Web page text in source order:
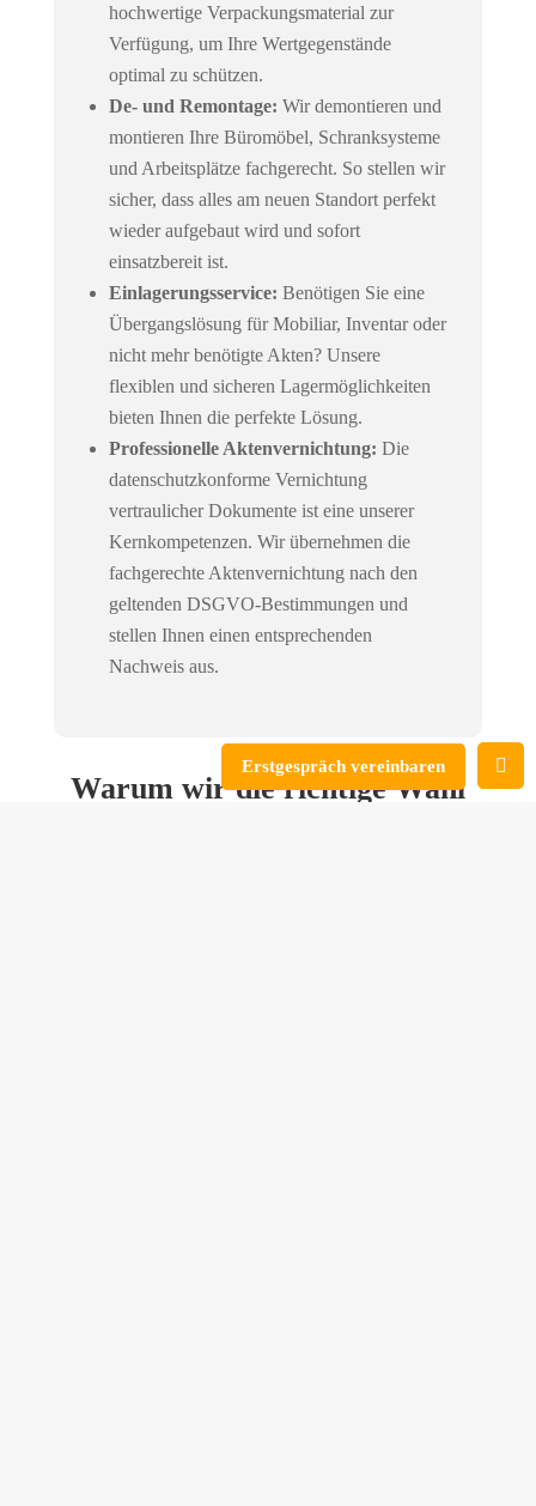
Erstgespräch vereinbaren
hochwertige Verpackungsmaterial zur
Verfügung, um Ihre Wertgegenstände
optimal zu schützen.
De- und Remontage: Wir demontieren und
montieren Ihre Büromöbel, Schranksysteme
und Arbeitsplätze fachgerecht. So stellen wir
sicher, dass alles am neuen Standort perfekt
wieder aufgebaut wird und sofort
einsatzbereit ist.
Einlagerungsservice: Benötigen Sie eine
Übergangslösung für Mobiliar, Inventar oder
nicht mehr benötigte Akten? Unsere
flexiblen und sicheren Lagermöglichkeiten
bieten Ihnen die perfekte Lösung.
Professionelle Aktenvernichtung: Die
datenschutzkonforme Vernichtung
vertraulicher Dokumente ist eine unserer
Kernkompetenzen. Wir übernehmen die
fachgerechte Aktenvernichtung nach den
geltenden DSGVO-Bestimmungen und
stellen Ihnen einen entsprechenden
Nachweis aus.
Warum wir die richtige Wahl